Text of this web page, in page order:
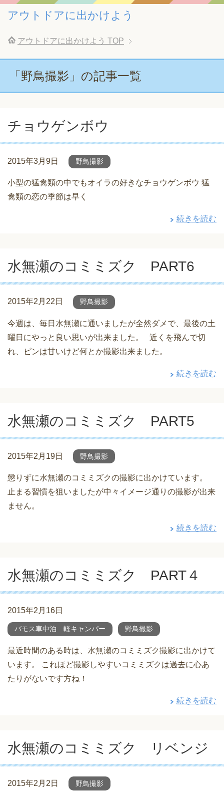
アウトドアに出かけよう
アウトドアに出かけよう TOP
「野鳥撮影」の記事一覧
チョウゲンボウ
2015年3月9日 野鳥撮影
小型の猛禽類の中でもオイラの好きなチョウゲンボウ 猛
禽類の恋の季節は早く
続きを読む
水無瀬のコミミズク PART6
2015年2月22日 野鳥撮影
今週は、毎日水無瀬に通いましたが全然ダメで、最後の土
曜日にやっと良い思いが出来ました。 近くを飛んで切
れ、ピンは甘いけど何とか撮影出来ました。
続きを読む
水無瀬のコミミズク PART5
2015年2月19日 野鳥撮影
懲りずに水無瀬のコミミズクの撮影に出かけています。
止まる習慣を狙いましたが中々イメージ通りの撮影が出来
ません。
続きを読む
水無瀬のコミミズク PART４
2015年2月16日
バモス車中泊 軽キャンパー 野鳥撮影
最近時間のある時は、水無瀬のコミミズク撮影に出かけて
います。 これほど撮影しやすいコミミズクは過去に心あ
たりがないです方ね！
続きを読む
水無瀬のコミミズク リベンジ
2015年2月2日 野鳥撮影